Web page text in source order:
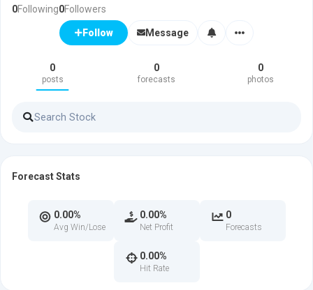
0Following0Followers
Follow Message
0
posts
0
forecasts
0
photos
Forecast Stats
0.00%
Avg Win/Lose
0.00%
Net Profit
0
Forecasts
0.00%
Hit Rate